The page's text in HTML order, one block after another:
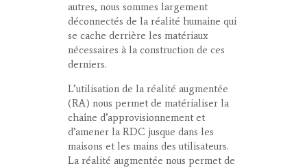
autres, nous sommes largement
déconnectés de la réalité humaine qui
se cache derrière les matériaux
nécessaires à la construction de ces
derniers.
L’utilisation de la réalité augmentée
(RA) nous permet de matérialiser la
chaîne d’approvisionnement et
d’amener la RDC jusque dans les
maisons et les mains des utilisateurs.
La réalité augmentée nous permet de